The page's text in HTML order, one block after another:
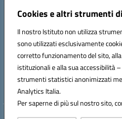
Cookies e altri strumenti
Il nostro Istituto non utilizza
sono utilizzati esclusivamente
corretto funzionamento del sito,
istituzionali e alla sua accessibilità
strumenti statistici anonimizzati
Analytics Italia.
Per saperne di più sul nostro sito,
Indirizzo:Via Coniugi Crigna – Cap.
Posta elettronica certificata (PEC):
Codice fiscale: 96012410799
Codice meccanografico:VVIC82200D
Codice Indice delle Pubbliche
Codice unico di fatturazione (CUF):